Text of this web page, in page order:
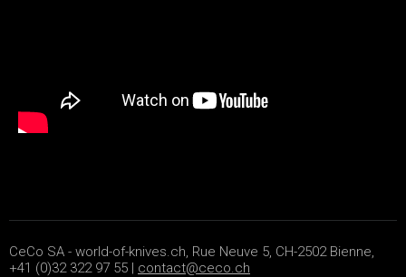
CeCo SA - world-of-knives.ch, Rue Neuve 5, CH-2502 Bienne,
+41 (0)32 322 97 55 | contact@ceco.ch